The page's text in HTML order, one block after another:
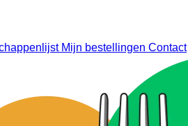
Mijn bestellingen Contact